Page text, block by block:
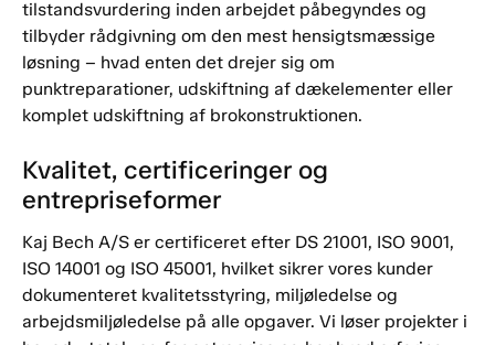
tilstandsvurdering inden arbejdet påbegyndes og
tilbyder rådgivning om den mest hensigtsmæssige
løsning – hvad enten det drejer sig om
punktreparationer, udskiftning af dækelementer eller
komplet udskiftning af brokonstruktionen.
Kvalitet, certificeringer og
entrepriseformer
Kaj Bech A/S er certificeret efter DS 21001, ISO 9001,
ISO 14001 og ISO 45001, hvilket sikrer vores kunder
dokumenteret kvalitetsstyring, miljøledelse og
arbejdsmiljøledelse på alle opgaver. Vi løser projekter i